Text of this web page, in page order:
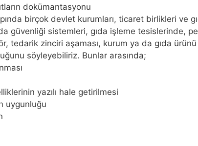
dokümantasyonu
birçok devlet kurumları, ticaret birlikleri
güvenliği sistemleri, gıda işleme tesislerinde,
tedarik zinciri aşaması, kurum ya da gıda
söyleyebiliriz. Bunlar arasında;
yazılı hale getirilmesi
uygunluğu